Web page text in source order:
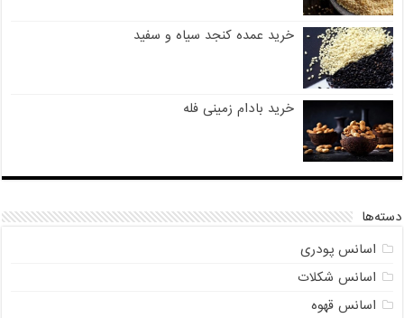
خرید عمده کنجد سیاه و سفید
خرید بادام زمینی فله
دسته‌ها
اسانس پودری
اسانس شکلات
اسانس قهوه